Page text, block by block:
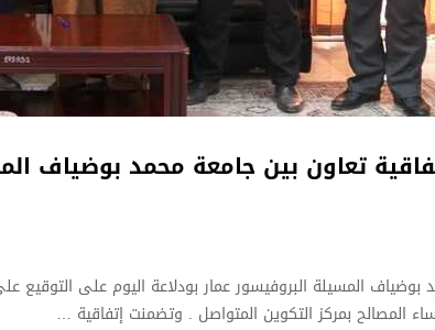
تعاون بين جامعة محمد بوضياف
المسيلة البروفيسور عمار بودلاعة اليوم على التوقيع
المصالح بمركز التكوين المتواصل . وتضمنت إتفاقية …